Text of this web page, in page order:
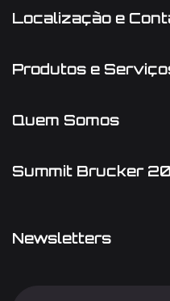
Localização e
Produtos e
Quem Somos
Summit Brucker
Newsletters